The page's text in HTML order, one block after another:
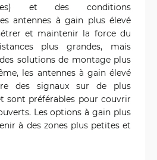
et des conditions
antennes à gain plus élevé
et maintenir la force du
plus grandes, mais
solutions de montage plus
les antennes à gain élevé
des signaux sur de plus
sont préférables pour couvrir
Les options à gain plus
à des zones plus petites et